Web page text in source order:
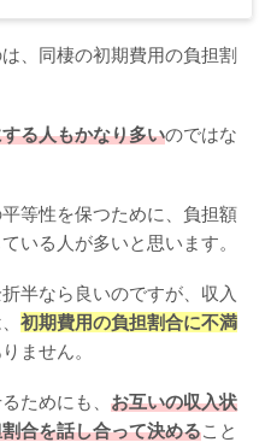
、同棲の初期費用の負担割
る人もかなり多いのではな
等性を保つために、負担額
いる人が多いと思います。
半なら良いのですが、収入
初期費用の負担割合に不満
ません。
ためにも、 お互いの収入状
合を話し合って決めること